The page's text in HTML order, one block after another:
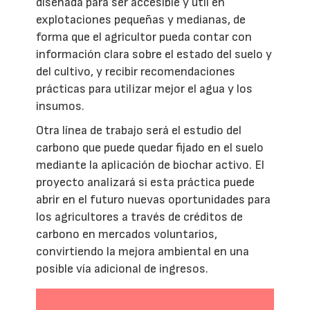
explotaciones pequeñas y medianas, de
forma que el agricultor pueda contar con
información clara sobre el estado del suelo y
del cultivo, y recibir recomendaciones
prácticas para utilizar mejor el agua y los
insumos.
Otra línea de trabajo será el estudio del
carbono que puede quedar fijado en el suelo
mediante la aplicación de biochar activo. El
proyecto analizará si esta práctica puede
abrir en el futuro nuevas oportunidades para
los agricultores a través de créditos de
carbono en mercados voluntarios,
convirtiendo la mejora ambiental en una
posible vía adicional de ingresos.